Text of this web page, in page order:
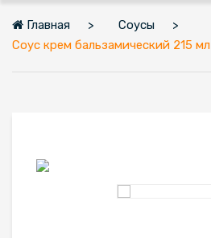
Главная
Соусы
Соус крем бальзамический 215 мл